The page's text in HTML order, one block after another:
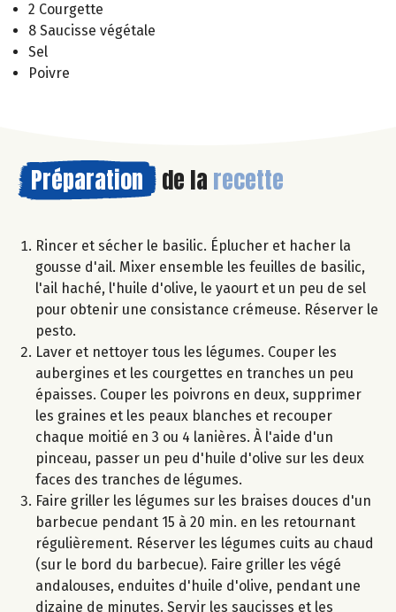
2 Courgette
8 Saucisse végétale
Sel
Poivre
Préparation de la recette
Rincer et sécher le basilic. Éplucher et hacher la
gousse d'ail. Mixer ensemble les feuilles de basilic,
l'ail haché, l'huile d'olive, le yaourt et un peu de sel
pour obtenir une consistance crémeuse. Réserver le
pesto.
Laver et nettoyer tous les légumes. Couper les
aubergines et les courgettes en tranches un peu
épaisses. Couper les poivrons en deux, supprimer
les graines et les peaux blanches et recouper
chaque moitié en 3 ou 4 lanières. À l'aide d'un
pinceau, passer un peu d'huile d'olive sur les deux
faces des tranches de légumes.
Faire griller les légumes sur les braises douces d'un
barbecue pendant 15 à 20 min. en les retournant
régulièrement. Réserver les légumes cuits au chaud
(sur le bord du barbecue). Faire griller les végé
andalouses, enduites d'huile d'olive, pendant une
dizaine de minutes. Servir les saucisses et les